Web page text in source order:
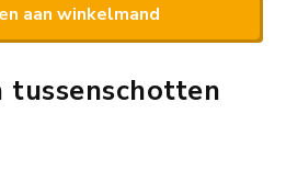
aan winkelmand